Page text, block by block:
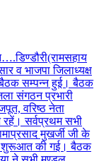
डिण्डौरी(रामसहाय
व भाजपा जिलाध्यक्ष
बैठक सम्पन्न हुई। बैठक
संगठन प्रभारी
वरिष्ठ नेता
रहें। सर्वप्रथम सभी
मुखर्जी जी के
शुरूआत की गई। बैठक